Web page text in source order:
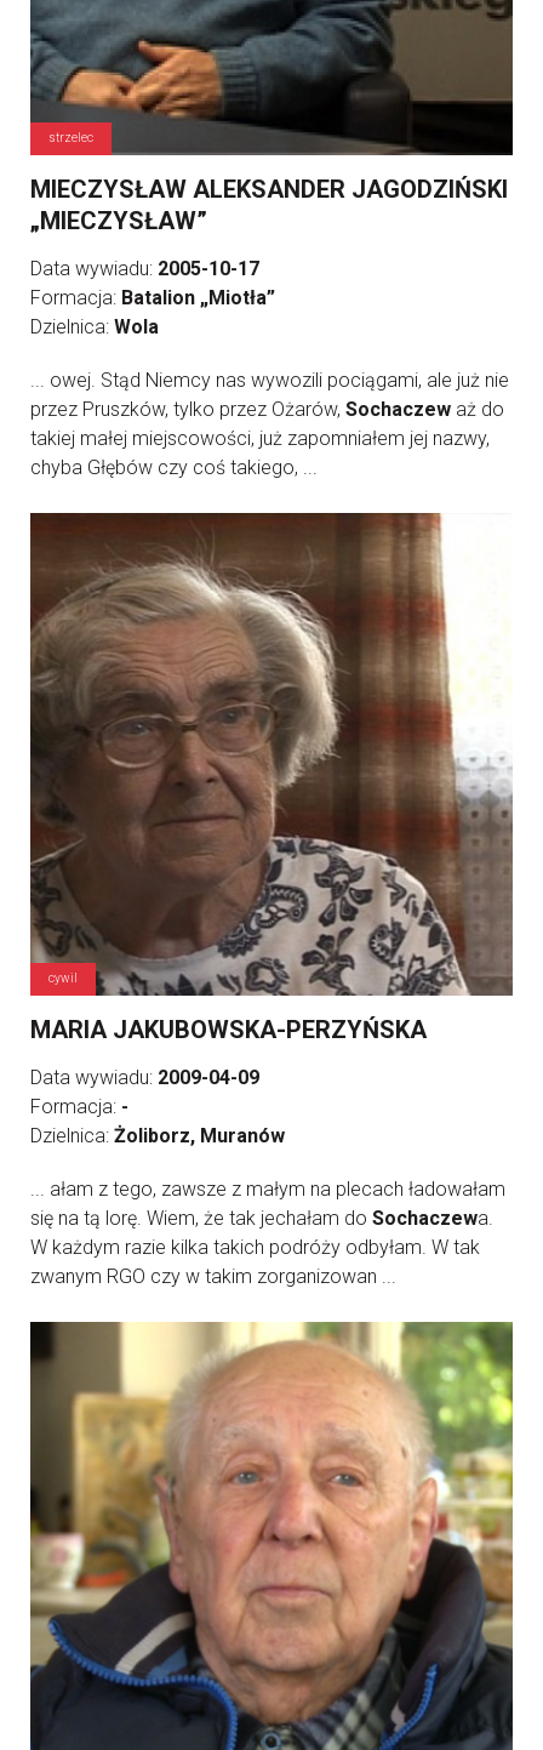
strzelec
MIECZYSŁAW ALEKSANDER JAGODZIŃSKI
„MIECZYSŁAW”
Data wywiadu: 2005-10-17
Formacja: Batalion „Miotła”
Dzielnica: Wola
... owej. Stąd Niemcy nas wywozili pociągami, ale już nie
przez Pruszków, tylko przez Ożarów, Sochaczew aż do
takiej małej miejscowości, już zapomniałem jej nazwy,
chyba Głębów czy coś takiego, ...
cywil
MARIA JAKUBOWSKA-PERZYŃSKA
Data wywiadu: 2009-04-09
Formacja: -
Dzielnica: Żoliborz, Muranów
... ałam z tego, zawsze z małym na plecach ładowałam
się na tą lorę. Wiem, że tak jechałam do Sochaczewa.
W każdym razie kilka takich podróży odbyłam. W tak
zwanym RGO czy w takim zorganizowan ...